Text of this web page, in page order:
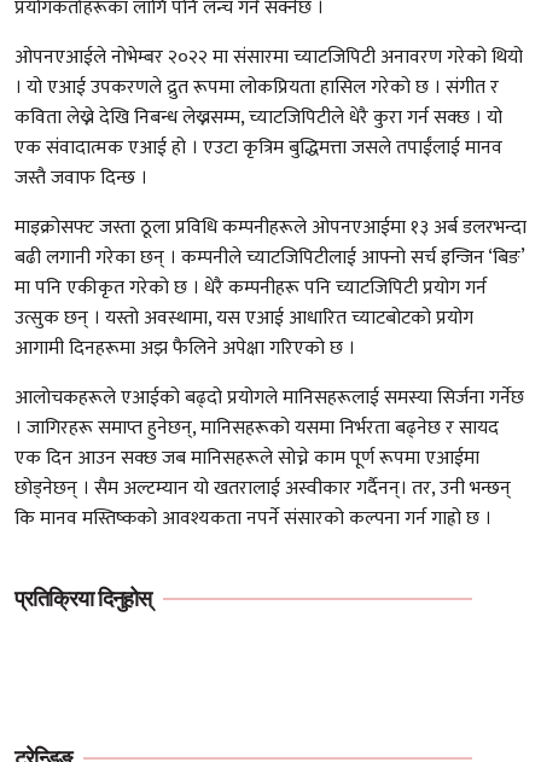
प्रयोगकर्ताहरूका लागि पनि लन्च गर्न सक्नेछ ।
ओपनएआईले नोभेम्बर २०२२ मा संसारमा च्याटजिपिटी अनावरण गरेको थियो
। यो एआई उपकरणले द्रुत रूपमा लोकप्रियता हासिल गरेको छ । संगीत र
कविता लेख्ने देखि निबन्ध लेख्नसम्म, च्याटजिपिटीले धेरै कुरा गर्न सक्छ । यो
एक संवादात्मक एआई हो । एउटा कृत्रिम बुद्धिमत्ता जसले तपाईंलाई मानव
जस्तै जवाफ दिन्छ ।
माइक्रोसफ्ट जस्ता ठूला प्रविधि कम्पनीहरूले ओपनएआईमा १३ अर्ब डलरभन्दा
बढी लगानी गरेका छन् । कम्पनीले च्याटजिपिटीलाई आफ्नो सर्च इन्जिन ‘बिङ’
मा पनि एकीकृत गरेको छ । धेरै कम्पनीहरू पनि च्याटजिपिटी प्रयोग गर्न
उत्सुक छन् । यस्तो अवस्थामा, यस एआई आधारित च्याटबोटको प्रयोग
आगामी दिनहरूमा अझ फैलिने अपेक्षा गरिएको छ ।
आलोचकहरूले एआईको बढ्दो प्रयोगले मानिसहरूलाई समस्या सिर्जना गर्नेछ
। जागिरहरू समाप्त हुनेछन्, मानिसहरूको यसमा निर्भरता बढ्नेछ र सायद
एक दिन आउन सक्छ जब मानिसहरूले सोच्ने काम पूर्ण रूपमा एआईमा
छोड्नेछन् । सैम अल्टम्यान यो खतरालाई अस्वीकार गर्दैनन्। तर, उनी भन्छन्
कि मानव मस्तिष्कको आवश्यकता नपर्ने संसारको कल्पना गर्न गाह्रो छ ।
प्रतिक्रिया दिनुहोस्